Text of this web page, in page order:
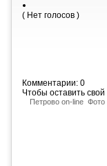
( Нет голосов )
Комментарии: 0
Чтобы оставить
Петрово on-line Фото